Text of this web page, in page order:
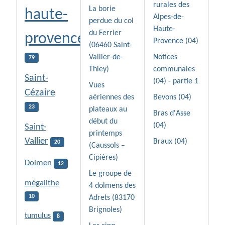
haute-
provence
79
Saint-
Cézaire
23
Saint-
Vallier
20
Dolmen 12
mégalithe
10
tumulus 8
La borie
perdue du col
du Ferrier
(06460 Saint-
Vallier-de-
Thiey)
Vues
aériennes des
plateaux au
début du
printemps
(Caussols –
Cipières)
Le groupe de
4 dolmens des
Adrets (83170
Brignoles)
rurales des
Alpes-de-
Haute-
Provence (04)
Notices
communales
(04) - partie 1
Bevons (04)
Bras d'Asse
(04)
Braux (04)